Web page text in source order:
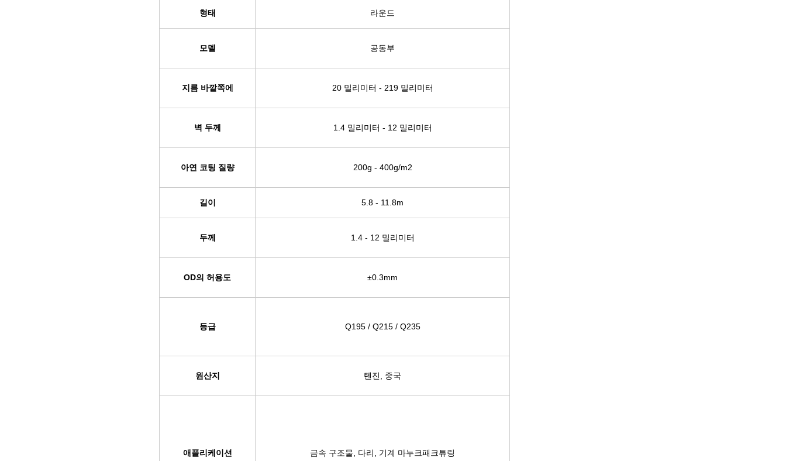
형태 라운드
모델 공동부
지름 바깥쪽에 20 밀리미터 - 219 밀리미터
벽 두께 1.4 밀리미터 - 12 밀리미터
아연 코팅 질량 200g - 400g/m2
길이 5.8 - 11.8m
두께 1.4 - 12 밀리미터
OD의 허용도 ±0.3mm
등급 Q195 / Q215 / Q235
원산지 톈진, 중국
애플리케이션 금속 구조물, 다리, 기계 마누크패크튜링